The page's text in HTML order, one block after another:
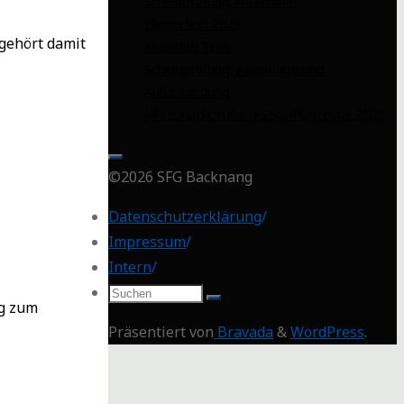
damit
zum
©2026 SFG Backnang
Datenschutzerklärung/
Impressum/
Intern/
Suchen
Präsentiert von Bravada &WordPress.